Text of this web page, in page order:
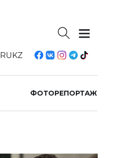
RUKZ
ФОТОРЕПОРТАЖ